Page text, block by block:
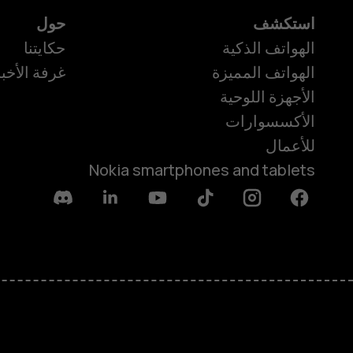
استكشف
الهواتف الذكية
الهواتف المميزة
الأجهزة اللوحية
الأكسسوارات
للأعمال
Nokia smartphones and tablets
حول
حكايتنا
غرفة
Facebook
Instagram
Tiktok
Youtube
Linkedin
Discord